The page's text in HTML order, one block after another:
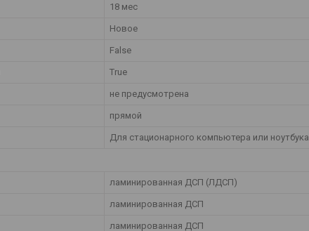
18 мес
Новое
False
True
не предусмотрена
прямой
Для стационарного компьютера или ноутбука
ламинированная ДСП (ЛДСП)
ламинированная ДСП
ламинированная ДСП